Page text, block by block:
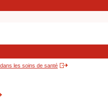
les soins de santé